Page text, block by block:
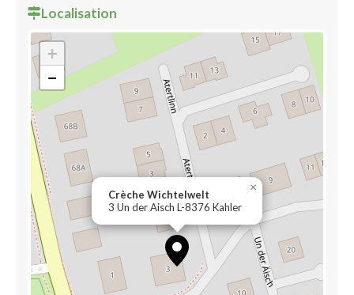
Localisation
Crèche Wichtelwelt
3 Un der Aisch L-8376 Kahler
×
+
−